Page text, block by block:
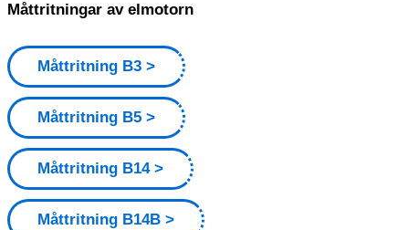
Måttritningar av elmotorn
Måttritning B3
Måttritning B5
Måttritning B14
Måttritning B14B